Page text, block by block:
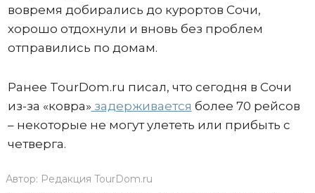
вовремя добирались до курортов Сочи,
хорошо отдохнули и вновь без проблем
отправились по домам.
Ранее TourDom.ru писал, что сегодня в Сочи
из-за «ковра» задерживается более 70 рейсов
– некоторые не могут улететь или прибыть с
четверга.
Автор: Редакция TourDom.ru